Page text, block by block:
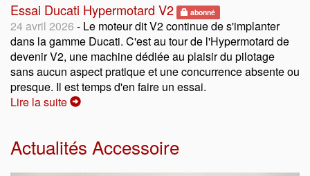
Essai Ducati Hypermotard V2 abonné
24 avril 2026 - Le moteur dit V2 continue de s'implanter
dans la gamme Ducati. C'est au tour de l'Hypermotard de
devenir V2, une machine dédiée au plaisir du pilotage
sans aucun aspect pratique et une concurrence absente ou
presque. Il est temps d'en faire un essai.
Lire la suite
Actualités Accessoire